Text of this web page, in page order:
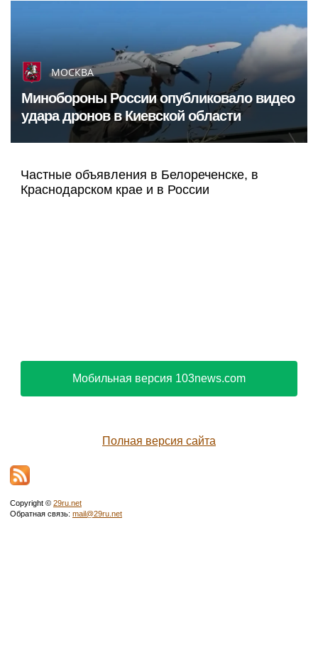
МОСКВА
Минобороны России опубликовало видео
удара дронов в Киевской области
Частные объявления в Белореченске, в
Краснодарском крае и в России
Мобильная версия 103news.com
Полная версия сайта
Copyright © 29ru.net
Обратная связь: mail@29ru.net